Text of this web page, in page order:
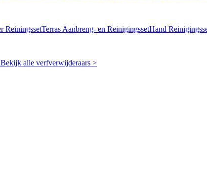
ReiningssetTerras Aanbreng- en ReinigingssetHand
Bekijk alle verfverwijderaars >